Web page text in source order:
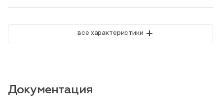
все характеристики +
Документация